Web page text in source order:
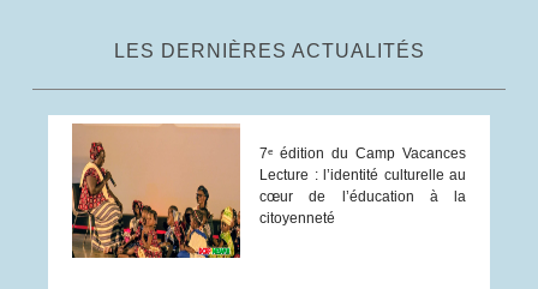
LES DERNIÈRES ACTUALITÉS
7ᵉ édition du Camp Vacances
Lecture : l’identité culturelle au
cœur de l’éducation à la
citoyenneté